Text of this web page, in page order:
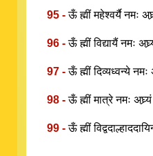
95 -ऊँ ह्मीं महेश्वर्यै नमः
96 -ऊँ ह्मीं विद्यायैं नमः
97 -ऊँ ह्मीं दिव्यध्वन्ये नमः
98 -ऊँ ह्मीं मात्रे नमः अघ्र्यं
99 -ऊँ ह्मीं